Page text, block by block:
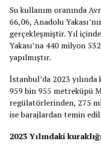
Su kullanım oranında
66,06, Anadolu
gerçekleşmiştir. Yıl
Yakası’na 440 milyon
yapılmıştır.
İstanbul’da 2023
959 bin 955 metreküpü
regülatörlerinden, 275
ise barajlardan temin
2023 Yılındaki